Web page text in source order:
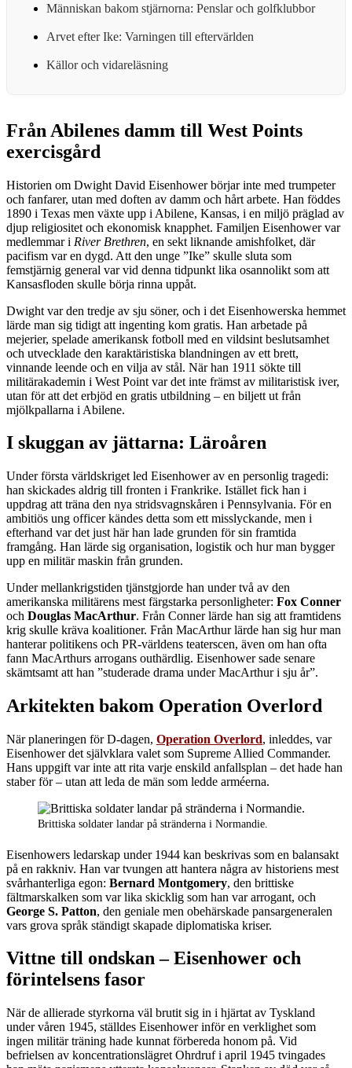
Människan bakom stjärnorna: Penslar och golfklubbor
Arvet efter Ike: Varningen till eftervärlden
Källor och vidareläsning
Från Abilenes damm till West Points
exercisgård
Historien om Dwight David Eisenhower börjar inte med trumpeter
och fanfarer, utan med doften av damm och hårt arbete. Han föddes
1890 i Texas men växte upp i Abilene, Kansas, i en miljö präglad av
djup religiositet och ekonomisk knapphet. Familjen Eisenhower var
medlemmar i River Brethren, en sekt liknande amishfolket, där
pacifism var en dygd. Att den unge ”Ike” skulle sluta som
femstjärnig general var vid denna tidpunkt lika osannolikt som att
Kansasfloden skulle börja rinna uppåt.
Dwight var den tredje av sju söner, och i det Eisenhowerska hemmet
lärde man sig tidigt att ingenting kom gratis. Han arbetade på
mejerier, spelade amerikansk fotboll med en vildsint beslutsamhet
och utvecklade den karaktäristiska blandningen av ett brett,
vinnande leende och en vilja av stål. När han 1911 sökte till
militärakademin i West Point var det inte främst av militaristisk iver,
utan för att det erbjöd en gratis utbildning – en biljett ut från
mjölkpallarna i Abilene.
I skuggan av jättarna: Läroåren
Under första världskriget led Eisenhower av en personlig tragedi:
han skickades aldrig till fronten i Frankrike. Istället fick han i
uppdrag att träna den nya stridsvagnskåren i Pennsylvania. För en
ambitiös ung officer kändes detta som ett misslyckande, men i
efterhand var det just här han lade grunden för sin framtida
framgång. Han lärde sig organisation, logistik och hur man bygger
upp en militär maskin från grunden.
Under mellankrigstiden tjänstgjorde han under två av den
amerikanska militärens mest färgstarka personligheter: Fox Conner
och Douglas MacArthur. Från Conner lärde han sig att framtidens
krig skulle kräva koalitioner. Från MacArthur lärde han sig hur man
hanterar politikens och PR-världens teaterscen, även om han ofta
fann MacArthurs arrogans outhärdlig. Eisenhower sade senare
skämtsamt att han ”studerade drama under MacArthur i sju år”.
Arkitekten bakom Operation Overlord
När planeringen för D-dagen, Operation Overlord, inleddes, var
Eisenhower det självklara valet som Supreme Allied Commander.
Hans uppgift var inte att rita varje enskild anfallsplan – det hade han
staber för – utan att leda de män som ledde arméerna.
Brittiska soldater landar på stränderna i Normandie.
Eisenhowers ledarskap under 1944 kan beskrivas som en balansakt
på en rakkniv. Han var tvungen att hantera några av historiens mest
svårhanterliga egon: Bernard Montgomery, den brittiske
fältmarskalken som var lika skicklig som han var arrogant, och
George S. Patton, den geniale men obehärskade pansargeneralen
vars grova språk ständigt skapade diplomatiska kriser.
Vittne till ondskan – Eisenhower och
förintelsens fasor
När de allierade styrkorna väl brutit sig in i hjärtat av Tyskland
under våren 1945, ställdes Eisenhower inför en verklighet som
ingen militär träning hade kunnat förbereda honom på. Vid
befrielsen av koncentrationslägret Ohrdruf i april 1945 tvingades